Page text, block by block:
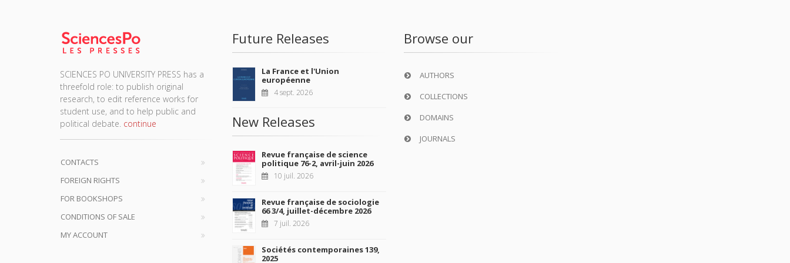
SCIENCES PO UNIVERSITY PRESS has a
threefold role: to publish original
research, to edit reference works for
student use, and to help public and
political debate. continue
CONTACTS
FOREIGN RIGHTS
FOR BOOKSHOPS
CONDITIONS OF SALE
MY ACCOUNT
Future Releases
La France et l'Union
européenne
4 sept. 2026
New Releases
Revue française de science
politique 76-2, avril-juin 2026
10 juil. 2026
Revue française de sociologie
66 3/4, juillet-décembre 2026
7 juil. 2026
Sociétés contemporaines 139,
2025
Browse our
AUTHORS
COLLECTIONS
DOMAINS
JOURNALS